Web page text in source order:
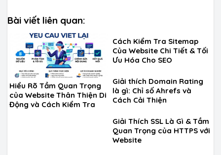
Bài viết liên quan:
Hiểu Rõ Tầm Quan Trọng
của Website Thân Thiện Di
Động và Cách Kiểm Tra
Cách Kiểm Tra Sitemap
Của Website Chi Tiết & Tối
Ưu Hóa Cho SEO
Giải thích Domain Rating
là gì: Chỉ số Ahrefs và
Cách Cải Thiện
Giải Thích SSL Là Gì & Tầm
Quan Trọng của HTTPS với
Website